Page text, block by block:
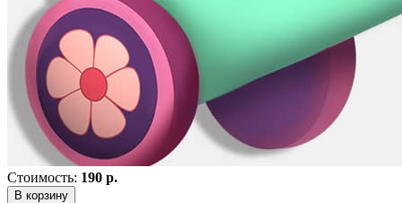
Стоимость: 190 р.
В корзину